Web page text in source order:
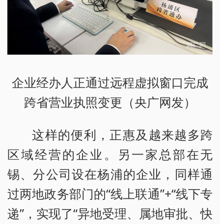
企业经办人正通过远程虚拟窗口完成
跨省营业执照变更（央广网发）
这样的便利，正惠及越来越多跨
区域经营的企业。另一家总部在无
锡、分公司设在杨浦的企业，同样通
过两地政务部门的“线上联通”+“线下专
递”，实现了“异地受理、属地审批、快